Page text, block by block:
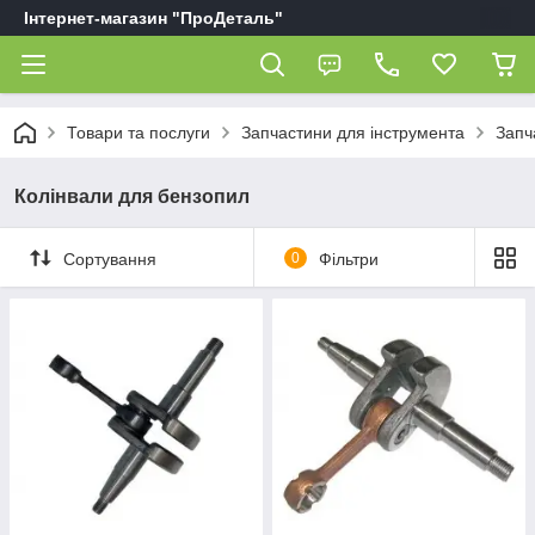
Інтернет-магазин "ПроДеталь"
Товари та послуги Запчастини для інструмента
Колінвали для бензопил
Сортування 0 Фільтри